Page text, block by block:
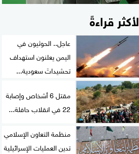
قراءةً
عاجل.. الحوثيون في
اليمن يعلنون استهداف
تحشيداتَ سعودية...
مقتل 6 أشخاص وإصابة
22 في انقلاب حافلة...
منظمة التعاون الإسلامي
تدين العمليات الإسرائيلية